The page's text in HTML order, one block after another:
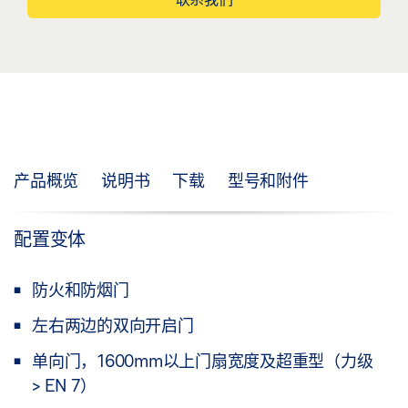
产品概览 说明书 下载 型号和附件
配置变体
防火和防烟门
左右两边的双向开启门
单向门，1600mm以上门扇宽度及超重型（力级
> EN 7）